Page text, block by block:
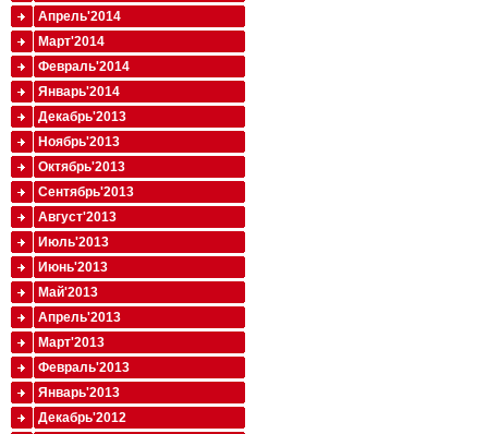
Апрель'2014
Март'2014
Февраль'2014
Январь'2014
Декабрь'2013
Ноябрь'2013
Октябрь'2013
Сентябрь'2013
Август'2013
Июль'2013
Июнь'2013
Май'2013
Апрель'2013
Март'2013
Февраль'2013
Январь'2013
Декабрь'2012